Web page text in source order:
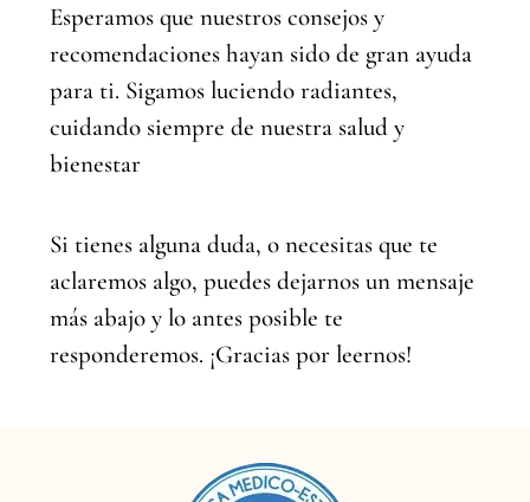
Esperamos que nuestros consejos y
recomendaciones hayan sido de gran ayuda
para ti. Sigamos luciendo radiantes,
cuidando siempre de nuestra salud y
bienestar
Si tienes alguna duda, o necesitas que te
aclaremos algo, puedes dejarnos un mensaje
más abajo y lo antes posible te
responderemos. ¡Gracias por leernos!